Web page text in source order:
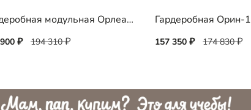
Гардеробная модульная Орлеан-1
194 310
Гардеробная Орин-1
157 350 174 830